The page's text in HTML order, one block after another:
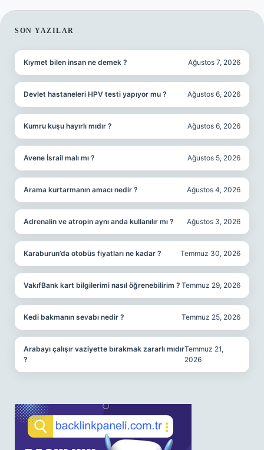
SIDEBAR
SON YAZILAR
Kıymet bilen insan ne demek ? Ağustos 7, 2026
Devlet hastaneleri HPV testi yapıyor mu ? Ağustos 6, 2026
Kumru kuşu hayırlı mıdır ? Ağustos 6, 2026
Avene İsrail malı mı ? Ağustos 5, 2026
Arama kurtarmanın amacı nedir ? Ağustos 4, 2026
Adrenalin ve atropin aynı anda kullanılır mı ? Ağustos 3, 2026
Karaburun’da otobüs fiyatları ne kadar ? Temmuz 30, 2026
VakıfBank kart bilgilerimi nasıl öğrenebilirim ? Temmuz 29, 2026
Kedi bakmanın sevabı nedir ? Temmuz 25, 2026
Arabayı çalışır vaziyette bırakmak zararlı mıdır
?
Temmuz 21,
2026